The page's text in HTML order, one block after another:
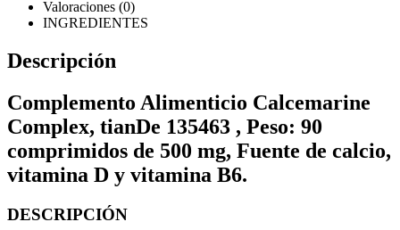
Valoraciones (0)
INGREDIENTES
Descripción
Complemento Alimenticio Calcemarine
Complex, tianDe 135463 , Peso: 90
comprimidos de 500 mg, Fuente de calcio,
vitamina D y vitamina B6.
DESCRIPCIÓN